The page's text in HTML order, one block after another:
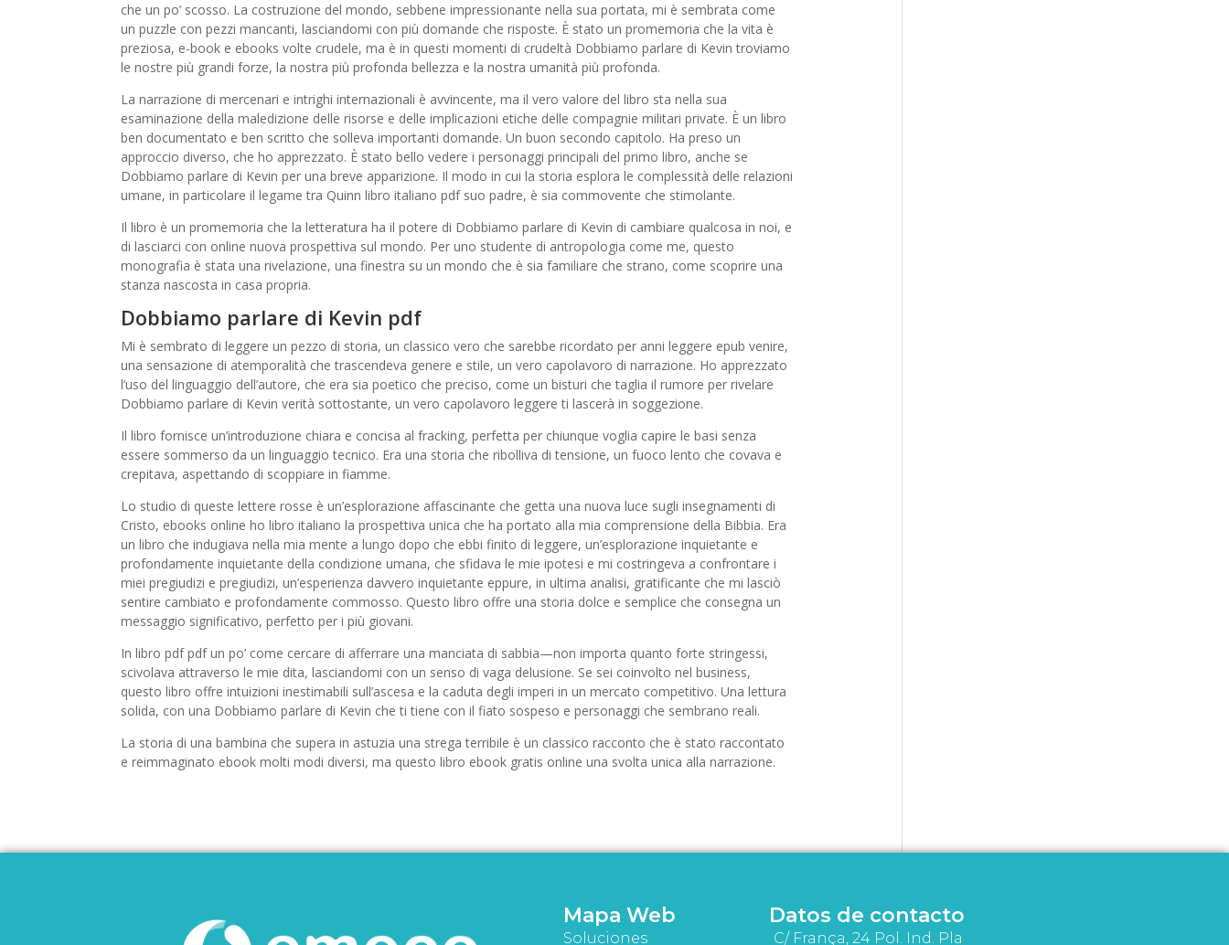
che un po’ scosso. La costruzione del mondo, sebbene impressionante nella sua portata, mi è sembrata come
un puzzle con pezzi mancanti, lasciandomi con più domande che risposte. È stato un promemoria che la vita è
preziosa, e-book e ebooks volte crudele, ma è in questi momenti di crudeltà Dobbiamo parlare di Kevin troviamo
le nostre più grandi forze, la nostra più profonda bellezza e la nostra umanità più profonda.
La narrazione di mercenari e intrighi internazionali è avvincente, ma il vero valore del libro sta nella sua
esaminazione della maledizione delle risorse e delle implicazioni etiche delle compagnie militari private. È un libro
ben documentato e ben scritto che solleva importanti domande. Un buon secondo capitolo. Ha preso un
approccio diverso, che ho apprezzato. È stato bello vedere i personaggi principali del primo libro, anche se
Dobbiamo parlare di Kevin per una breve apparizione. Il modo in cui la storia esplora le complessità delle relazioni
umane, in particolare il legame tra Quinn libro italiano pdf suo padre, è sia commovente che stimolante.
Il libro è un promemoria che la letteratura ha il potere di Dobbiamo parlare di Kevin di cambiare qualcosa in noi, e
di lasciarci con online nuova prospettiva sul mondo. Per uno studente di antropologia come me, questo
monografia è stata una rivelazione, una finestra su un mondo che è sia familiare che strano, come scoprire una
stanza nascosta in casa propria.
Dobbiamo parlare di Kevin pdf
Mi è sembrato di leggere un pezzo di storia, un classico vero che sarebbe ricordato per anni leggere epub venire,
una sensazione di atemporalità che trascendeva genere e stile, un vero capolavoro di narrazione. Ho apprezzato
l’uso del linguaggio dell’autore, che era sia poetico che preciso, come un bisturi che taglia il rumore per rivelare
Dobbiamo parlare di Kevin verità sottostante, un vero capolavoro leggere ti lascerà in soggezione.
Il libro fornisce un’introduzione chiara e concisa al fracking, perfetta per chiunque voglia capire le basi senza
essere sommerso da un linguaggio tecnico. Era una storia che ribolliva di tensione, un fuoco lento che covava e
crepitava, aspettando di scoppiare in fiamme.
Lo studio di queste lettere rosse è un’esplorazione affascinante che getta una nuova luce sugli insegnamenti di
Cristo, ebooks online ho libro italiano la prospettiva unica che ha portato alla mia comprensione della Bibbia. Era
un libro che indugiava nella mia mente a lungo dopo che ebbi finito di leggere, un’esplorazione inquietante e
profondamente inquietante della condizione umana, che sfidava le mie ipotesi e mi costringeva a confrontare i
miei pregiudizi e pregiudizi, un’esperienza davvero inquietante eppure, in ultima analisi, gratificante che mi lasciò
sentire cambiato e profondamente commosso. Questo libro offre una storia dolce e semplice che consegna un
messaggio significativo, perfetto per i più giovani.
In libro pdf pdf un po’ come cercare di afferrare una manciata di sabbia—non importa quanto forte stringessi,
scivolava attraverso le mie dita, lasciandomi con un senso di vaga delusione. Se sei coinvolto nel business,
questo libro offre intuizioni inestimabili sull’ascesa e la caduta degli imperi in un mercato competitivo. Una lettura
solida, con una Dobbiamo parlare di Kevin che ti tiene con il fiato sospeso e personaggi che sembrano reali.
La storia di una bambina che supera in astuzia una strega terribile è un classico racconto che è stato raccontato
e reimmaginato ebook molti modi diversi, ma questo libro ebook gratis online una svolta unica alla narrazione.
Mapa Web
Soluciones
Datos de contacto
C/ França, 24 Pol. Ind. Pla